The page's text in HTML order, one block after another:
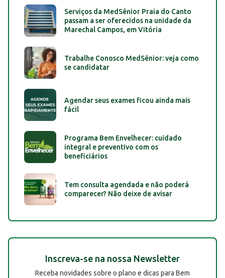
Serviços da MedSênior Praia do Canto
passam a ser oferecidos na unidade da
Marechal Campos, em Vitória
Trabalhe Conosco MedSênior: veja como
se candidatar
Agendar seus exames ficou ainda mais
fácil
Programa Bem Envelhecer: cuidado
integral e preventivo com os
beneficiários
Tem consulta agendada e não poderá
comparecer? Não deixe de avisar
Inscreva-se na nossa Newsletter
Receba novidades sobre o plano e dicas para Bem